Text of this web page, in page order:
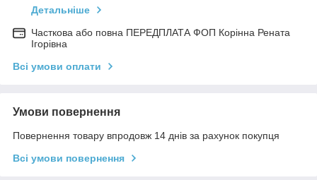
Детальніше
Часткова або повна ПЕРЕДПЛАТА ФОП Корінна Рената
Ігорівна
Всі умови оплати
Умови повернення
Повернення товару впродовж 14 днів за рахунок покупця
Всі умови повернення